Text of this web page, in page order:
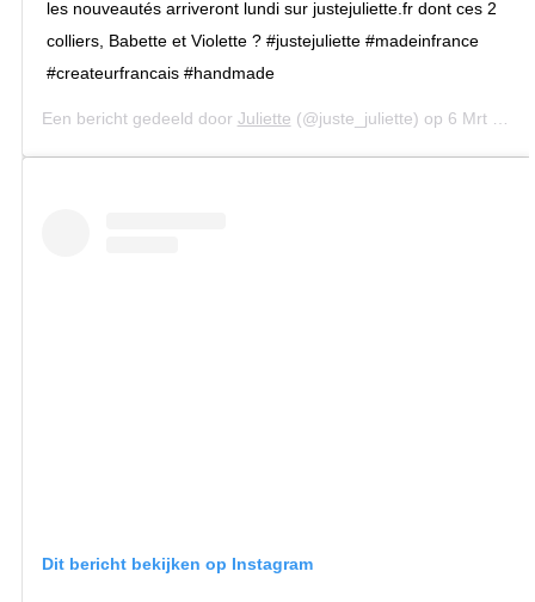
les nouveautés arriveront lundi sur justejuliette.fr dont ces 2
colliers, Babette et Violette ? #justejuliette #madeinfrance
#createurfrancais #handmade
Een bericht gedeeld door Juliette (@juste_juliette) op 6 Mrt 2020 om 10:01 (PST)
Dit bericht bekijken op Instagram